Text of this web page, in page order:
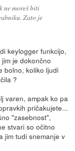
ne moreš biti
Zato je
keylogger funkcijo,
je dokončno
bolno, koliko ljudi
?
varen, ampak ko pa
pričakujete...
"zasebnost",
stvari so očitno
jim tudi snemanje v